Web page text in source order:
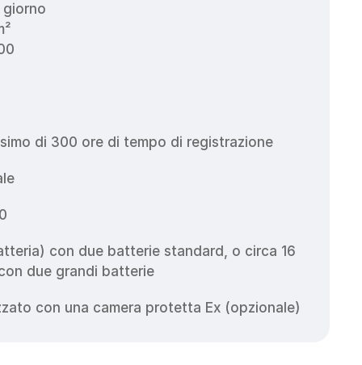
giorno
di 300 ore di tempo di registrazione
con due batterie standard, o circa 16
due grandi batterie
con una camera protetta Ex (opzionale)